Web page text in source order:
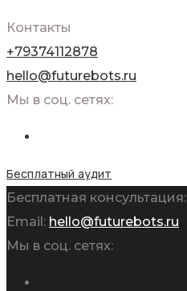
Контакты
+79374112878
hello@futurebots.ru
Мы в соц. сетях:
Бесплатный аудит
Бесплатная консультация:
Email: hello@futurebots.ru
Мы в соц. сетях: